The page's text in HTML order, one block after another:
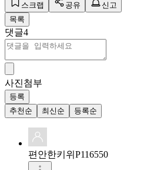
스크랩 공유
신고
목록
댓글4
사진첨부
등록
추천순
최신순 등록순
편안한키위P116550